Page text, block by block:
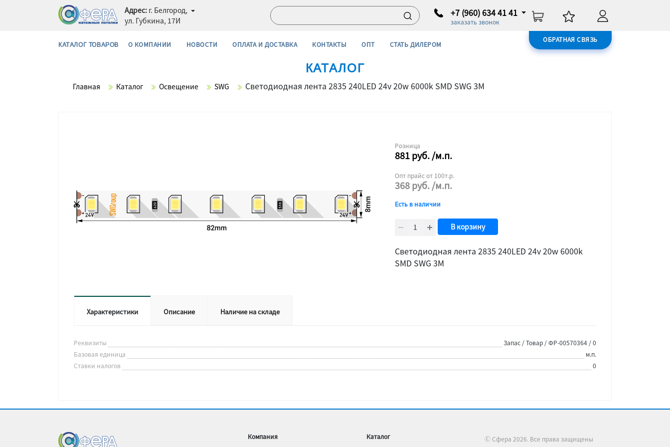
Адрес: г. Белгород,
ул. Губкина, 17И
+7 (960) 634 41 41
заказать звонок
ОБРАТНАЯ СВЯЗЬ
КАТАЛОГ ТОВАРОВ О КОМПАНИИ НОВОСТИ ОПЛАТА И ДОСТАВКА КОНТАКТЫ ОПТ СТАТЬ ДИЛЕРОМ
КАТАЛОГ
Главная Каталог Освещение SWG Cветодиодная лента 2835 240LED 24v 20w 6000k SMD SWG 3М
Розница
881руб./м.п.
Опт прайс от 100т.р.
368руб./м.п.
Есть в наличии
В корзину
Cветодиодная лента 2835 240LED 24v 20w 6000k
SMD SWG 3М
Характеристики Описание Наличие на складе
Реквизиты
Запас / Товар / ФР-00570364 / 0
Базовая единица
м.п.
Ставки налогов
0
Компания
Каталог
Ⓒ Сфера 2026. Все права защищены